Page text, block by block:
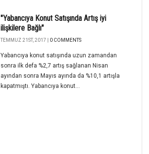
"Yabancıya Konut Satışında Artış iyi
ilişkilere Bağlı"
TEMMUZ 21ST, 2017 | 0 COMMENTS
Yabancıya konut satışında uzun zamandan
sonra ilk defa %2,7 artış sağlanan Nisan
ayından sonra Mayıs ayında da %10,1 artışla
kapatmıştı. Yabancıya konut...